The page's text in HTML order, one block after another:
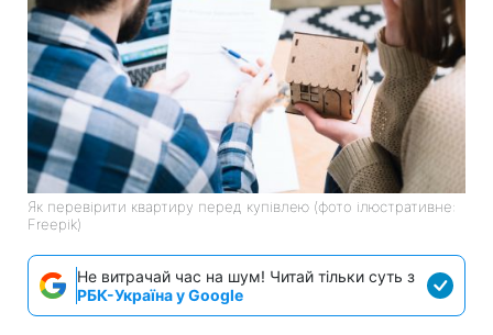
Як перевірити квартиру перед купівлею (фото ілюстративне:
Freepik)
Не витрачай час на шум! Читай тільки суть з
РБК-Україна у Google